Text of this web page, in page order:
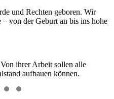
und Rechten geboren. Wir
von der Geburt an bis ins hohe
ihrer Arbeit sollen alle
aufbauen können.